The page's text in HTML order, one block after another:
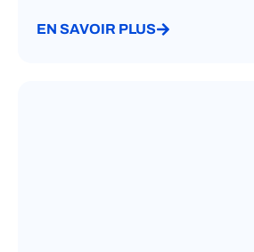
EN SAVOIR PLUS